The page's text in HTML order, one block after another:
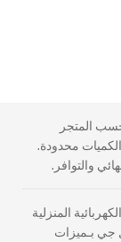
المتجر
محدودة.
والتوافر.
المنزلية
جي بـميزات